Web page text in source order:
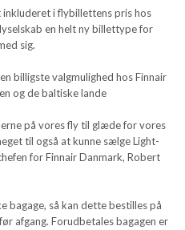
i flybillettens pris hos
en helt ny billettype for
sig.
billigste valgmulighed hos Finnair
og de baltiske lande
på vores fly til glæde for vores
til også at kunne sælge Light-
for Finnair Danmark, Robert
bagage, så kan dette bestilles på
afgang. Forudbetales bagagen er